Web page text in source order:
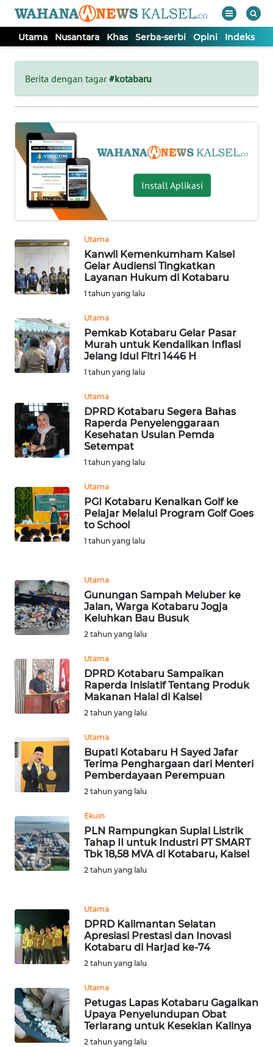
Utama Nusantara Khas Serba-serbi Opini Indeks
Berita dengan tagar#kotabaru
Install Aplikasi
Utama
Kanwil Kemenkumham Kalsel
Gelar Audiensi Tingkatkan
Layanan Hukum di Kotabaru
1 tahun yang lalu
Utama
Pemkab Kotabaru Gelar Pasar
Murah untuk Kendalikan Inflasi
Jelang Idul Fitri 1446 H
1 tahun yang lalu
Utama
DPRD Kotabaru Segera Bahas
Raperda Penyelenggaraan
Kesehatan Usulan Pemda
Setempat
1 tahun yang lalu
Utama
PGI Kotabaru Kenalkan Golf ke
Pelajar Melalui Program Golf Goes
to School
1 tahun yang lalu
Utama
Gunungan Sampah Meluber ke
Jalan, Warga Kotabaru Jogja
Keluhkan Bau Busuk
2 tahun yang lalu
Utama
DPRD Kotabaru Sampaikan
Raperda Inisiatif Tentang Produk
Makanan Halal di Kalsel
2 tahun yang lalu
Utama
Bupati Kotabaru H Sayed Jafar
Terima Penghargaan dari Menteri
Pemberdayaan Perempuan
2 tahun yang lalu
Ekuin
PLN Rampungkan Suplai Listrik
Tahap II untuk Industri PT SMART
Tbk 18,58 MVA di Kotabaru, Kalsel
2 tahun yang lalu
Utama
DPRD Kalimantan Selatan
Apresiasi Prestasi dan Inovasi
Kotabaru di Harjad ke-74
2 tahun yang lalu
Utama
Petugas Lapas Kotabaru Gagalkan
Upaya Penyelundupan Obat
Terlarang untuk Kesekian Kalinya
2 tahun yang lalu
Tutup
UTAMA
NUSANTARA
KHAS
SERBA-
SERBI
OPINI
Informasi
INDEKS
BERITA
KONTAK
KAMI
INFO
IKLAN
TENTANG
PEDOMAN
MEDIA
SIBER
KARIR
DISCLAIMER
News
Regional
WN
WN
JAKARTA
WN
WN
BANTEN
WN
KEPRI
PAPUA
WN
PAPUA